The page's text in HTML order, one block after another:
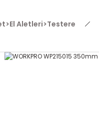
Aletleri>Testere